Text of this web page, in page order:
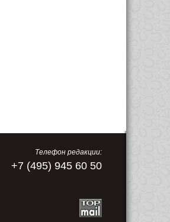
Телефон редакции:
+7 (495) 945 60 50